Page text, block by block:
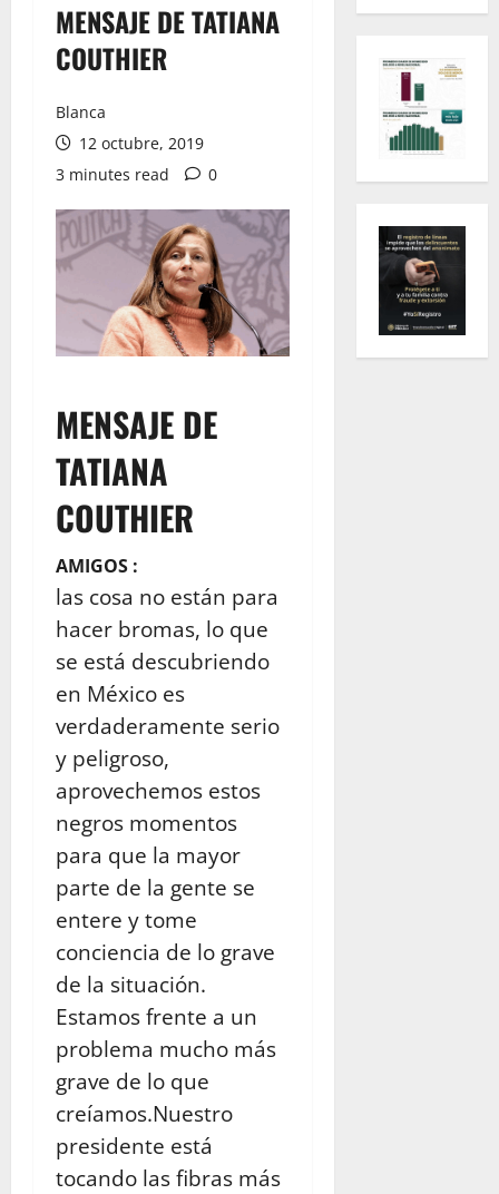
MENSAJE DE TATIANA
COUTHIER
Blanca
12 octubre, 2019
3 minutes read
0
MENSAJE DE
TATIANA
COUTHIER
AMIGOS :
las cosa no están para
hacer bromas, lo que
se está descubriendo
en México es
verdaderamente serio
y peligroso,
aprovechemos estos
negros momentos
para que la mayor
parte de la gente se
entere y tome
conciencia de lo grave
de la situación.
Estamos frente a un
problema mucho más
grave de lo que
creíamos.Nuestro
presidente está
tocando las fibras más